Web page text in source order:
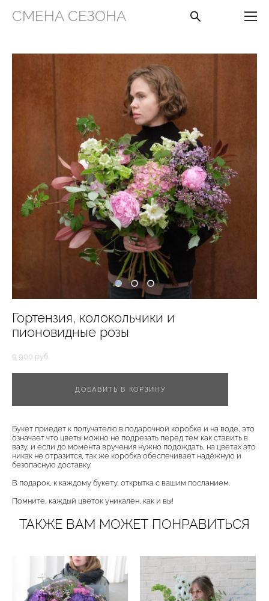
СМЕНА СЕЗОНА
Гортензия, колокольчики и
пионовидные розы
9 900 pуб.
ДОБАВИТЬ В КОРЗИНУ
Букет приедет к получателю в подарочной коробке и на воде, это
означает что цветы можно не подрезать перед тем как ставить в
вазу, и если до момента вручения нужно подождать, на цветах это
никак не отразится, так же коробка обеспечивает надёжную и
безопасную доставку.
В подарок, к каждому букету, открытка с вашим посланием.
Помните, каждый цветок уникален, как и вы!
ТАКЖЕ ВАМ МОЖЕТ ПОНРАВИТЬСЯ